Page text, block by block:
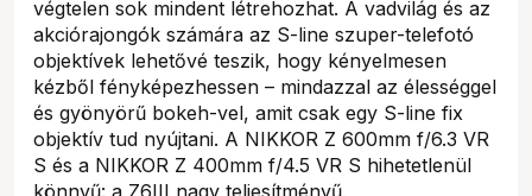
végtelen sok mindent létrehozhat. A vadvilág és az
akciórajongók számára az S-line szuper-telefotó
objektívek lehetővé teszik, hogy kényelmesen
kézből fényképezhessen – mindazzal az élességgel
és gyönyörű bokeh-vel, amit csak egy S-line fix
objektív tud nyújtani. A NIKKOR Z 600mm f/6.3 VR
S és a NIKKOR Z 400mm f/4.5 VR S hihetetlenül
könnyű: a Z6III nagy teljesítményű,